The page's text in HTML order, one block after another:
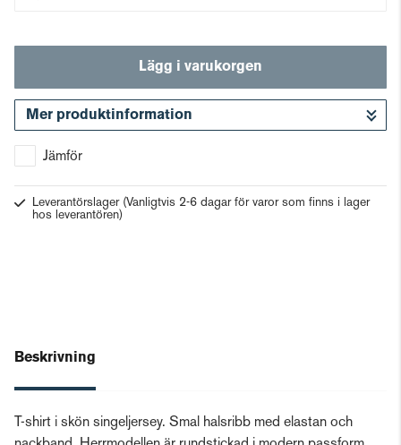
Lägg i varukorgen
Mer produktinformation
Jämför
Leverantörslager (Vanligtvis 2-6 dagar för varor som finns i lager
hos leverantören)
Beskrivning
T-shirt i skön singeljersey. Smal halsribb med elastan och